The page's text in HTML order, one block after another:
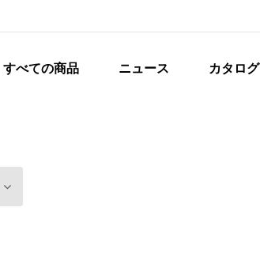
すべての商品 ニュース カタログ